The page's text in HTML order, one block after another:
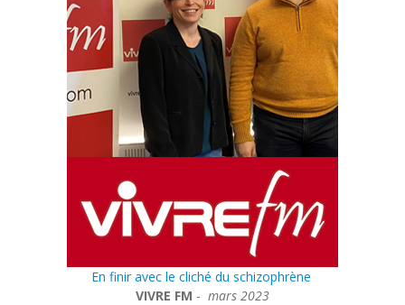
En finir avec le cliché du schizophrène
VIVRE FM - mars 2023